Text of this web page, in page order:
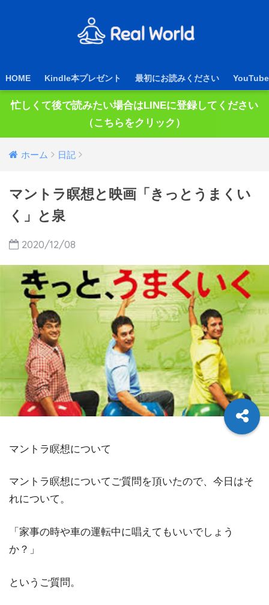
HOME Kindle本プレゼント 最初にお読みください YouTube
忙しくて後で読みたい場合はLINEに登録してください
（こちらをクリック）
ホーム 日記
マントラ瞑想と映画「きっとうまくい
く」と泉
2020/12/08
マントラ瞑想について
マントラ瞑想についてご質問を頂いたので、今日はそ
れについて。
「家事の時や車の運転中に唱えてもいいでしょう
か？」
というご質問。